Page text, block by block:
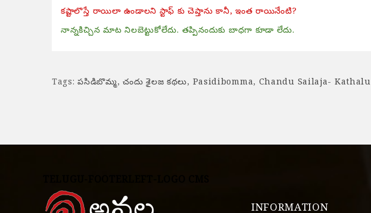
కష్టాలొస్తే రాయిలా ఉండాలని స్టాఫ్ కు చెప్తాను కానీ, ఇంత రాయినేంటి?
నాన్నకిచ్చిన మాట నిలబెట్టుకోలేదు. తప్పినందుకు బాధగా కూడా లేదు.
Tags:పసిడిబొమ్మ,చందు శైలజ కథలు, Pasidibomma, Chandu Sailaja- Kathalu
INFORMATION